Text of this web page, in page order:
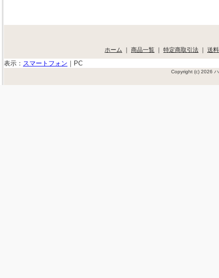
ホーム ｜ 商品一覧 ｜ 特定商取引法 ｜ 送
表示： スマートフォン ｜ PC
Copyright (c) 2026